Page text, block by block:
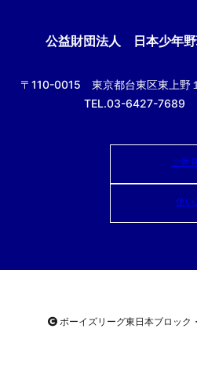
公益財団法人 日本少年
〒110-0015 東京都台東区東上
TEL.03-6427-7689
ご意
使い
ボーイズリーグ東日本ブロック